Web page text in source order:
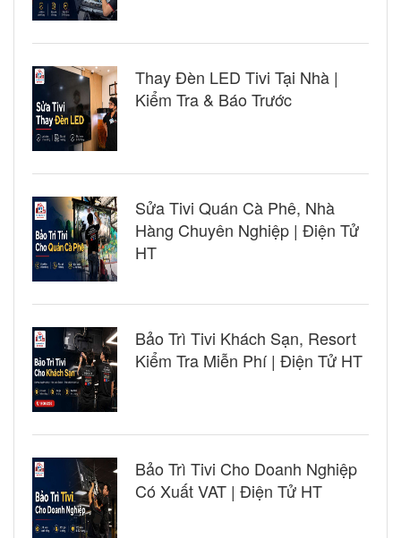
Thay Đèn LED Tivi Tại Nhà |
Kiểm Tra & Báo Trước
Sửa Tivi Quán Cà Phê, Nhà
Hàng Chuyên Nghiệp | Điện Tử
HT
Bảo Trì Tivi Khách Sạn, Resort
Kiểm Tra Miễn Phí | Điện Tử HT
Bảo Trì Tivi Cho Doanh Nghiệp
Có Xuất VAT | Điện Tử HT